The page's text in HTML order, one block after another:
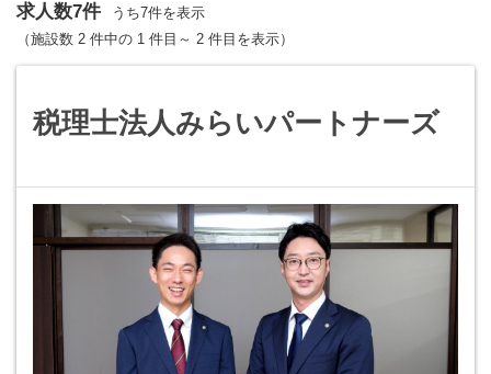
求人数7件
うち7件を表示
（施設数 2 件中の 1 件目～ 2 件目を表示）
税理士法人みらいパートナーズ